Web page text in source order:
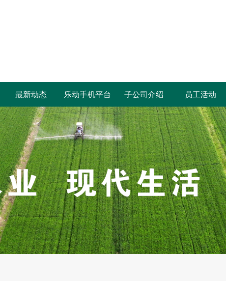
最新动态
鹤壁要闻
集团要闻
部门动态
企业公告
乐动手机平台 子公司介绍 员工活动